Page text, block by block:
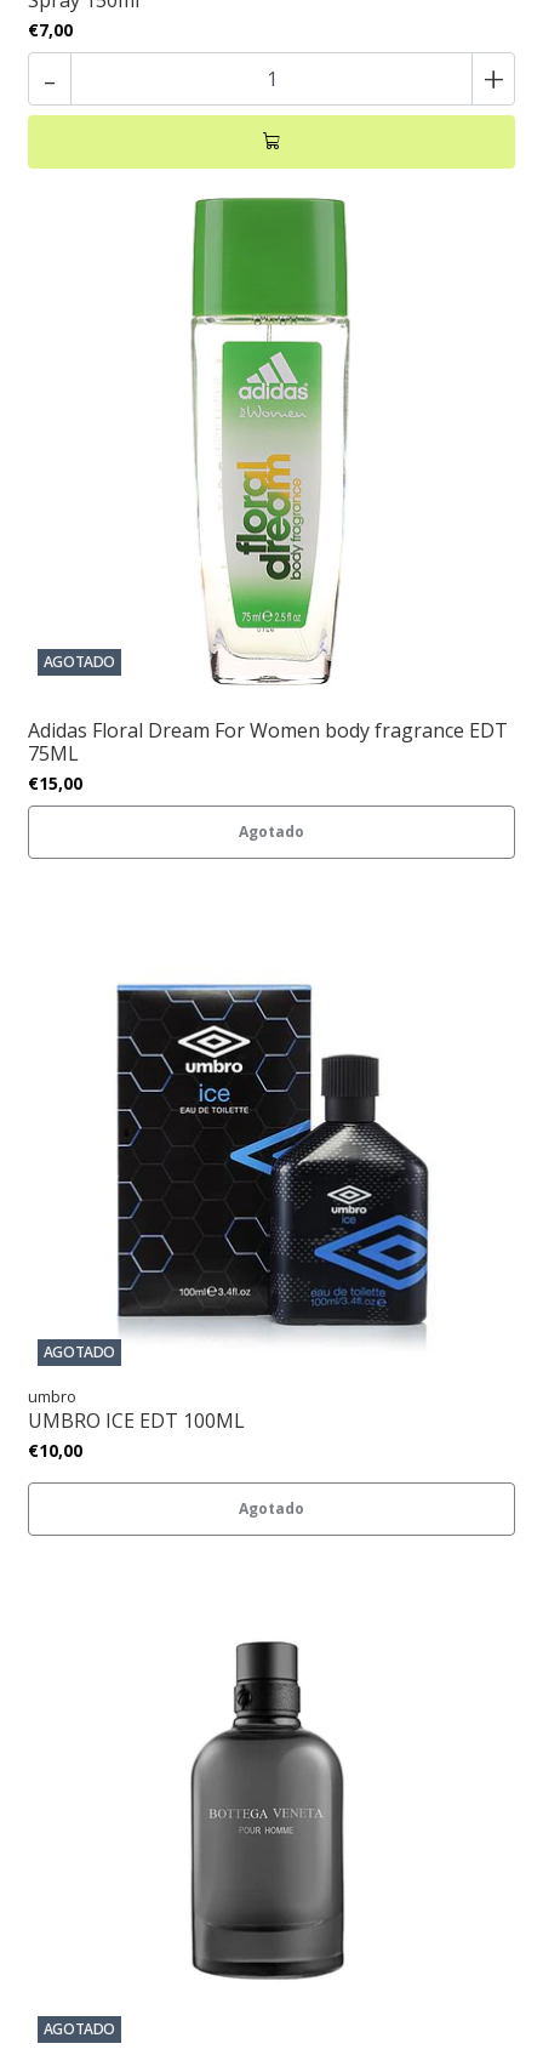
€7,00
- +
AGOTADO
Adidas Floral Dream For Women body fragrance EDT
75ML
€15,00
Agotado
AGOTADO
umbro
UMBRO ICE EDT 100ML
€10,00
Agotado
AGOTADO